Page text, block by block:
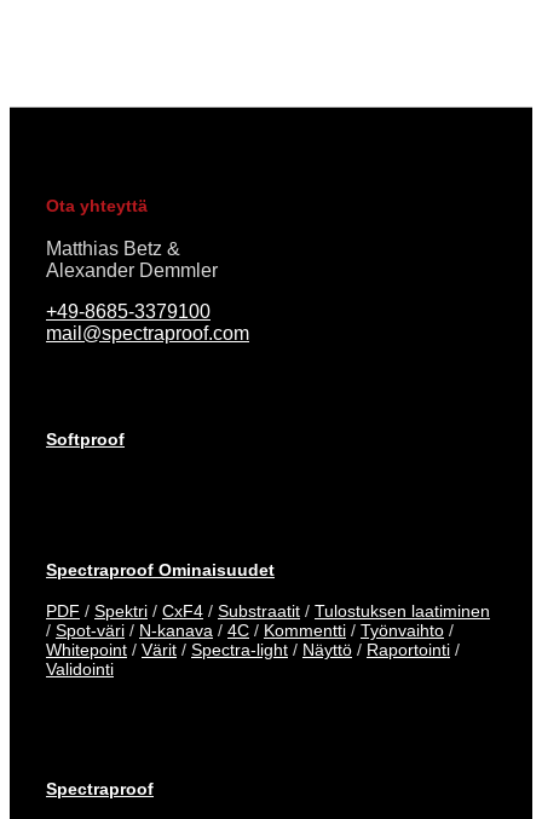
Ota yhteyttä
Matthias Betz &
Alexander Demmler
+49-8685-3379100
mail@spectraproof.com
Softproof
Spectraproof Ominaisuudet
PDF / Spektri / CxF4 / Substraatit / Tulostuksen laatiminen
/ Spot-väri / N-kanava / 4C / Kommentti / Työnvaihto /
Whitepoint / Värit / Spectra-light / Näyttö / Raportointi /
Validointi
Spectraproof